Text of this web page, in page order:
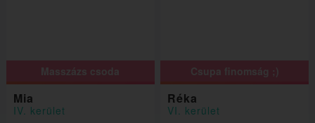
Masszázs csoda
Mia
IV. kerület
Csupa finomság ;)
Réka
VI. kerület